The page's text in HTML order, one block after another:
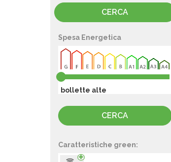
Spesa Energetica
bollette alte
Caratteristiche green: